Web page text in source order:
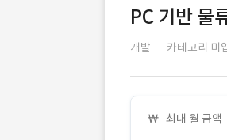
PC 기반 물
개발 카테고리 미
최대 월 금액